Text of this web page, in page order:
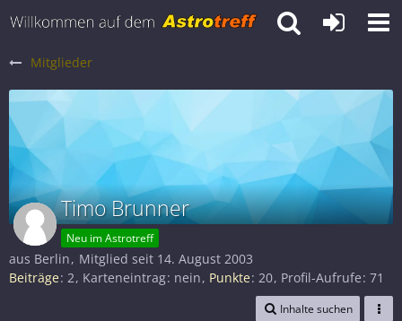
Mitglieder
Timo Brunner
Neu im Astrotreff
aus Berlin
Mitglied seit 14. August 2003
Beiträge 2 Karteneintrag nein Punkte 20 Profil-Aufrufe 71
Inhalte suchen